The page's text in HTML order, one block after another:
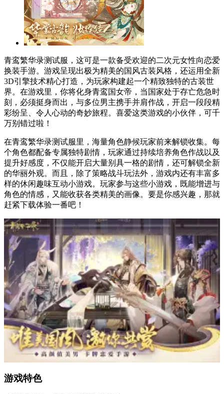
青鸾繁华录测试服，这可是一款备受欢迎的二次元女性向恋爱
换装手游。游戏呈现出极为精美的国风古装风格，还运用全新
3D引擎技术精心打造，为玩家构建起一个精致独特的古装世
界。在游戏里，你将化身青鸾国女帝，当国家处于存亡危急时
刻，必须挺身而出，与多位男主携手并肩作战，开启一段段精
彩纷呈、令人心动的奇妙旅程。喜爱这类游戏的小伙伴，可千
万别错过啦！
在青鸾繁华录测试服里，海量角色静候玩家前来解锁收集。每
个角色都配备专属独特剧情，玩家通过持续培养角色作战以及
提升好感度，不仅能开启大量别具一格的剧情，还可解锁全新
的华丽外观。而且，除了策略战斗玩法外，游戏内还有丰富多
样的休闲趣味互动小游戏。玩家参与这些小游戏，既能增进与
角色的情感，又能收获各类精美的画像。要是你感兴趣，那就
赶紧下载体验一番吧！
游戏特色